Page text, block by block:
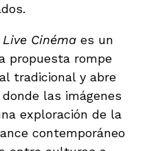
Live Cinéma es un
propuesta rompe
tradicional y abre
las imágenes
exploración de la
contemporáneo